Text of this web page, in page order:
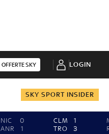
OFFERTE SKY LOGIN
SKY SPORT INSIDER
NIC
0
ANR
1
CLM
1
TRO
3